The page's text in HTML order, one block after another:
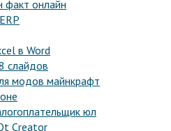
факт онлайн
в Word
слайдов
модов майнкрафт
юл
Creator